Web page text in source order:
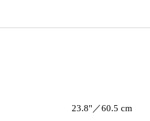
23.8"／60.5 cm